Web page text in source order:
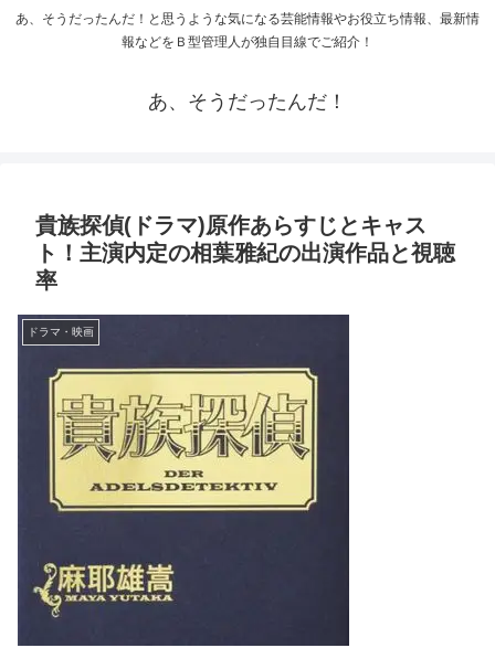
あ、そうだったんだ！と思うような気になる芸能情報やお役立ち情報、最新情
報などをＢ型管理人が独自目線でご紹介！
あ、そうだったんだ！
貴族探偵(ドラマ)原作あらすじとキャス
ト！主演内定の相葉雅紀の出演作品と視聴
率
ドラマ・映画